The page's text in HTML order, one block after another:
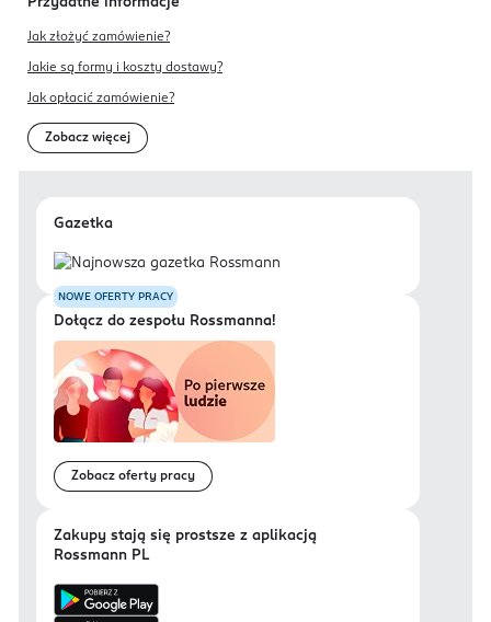
Przydatne informacje
Jak złożyć zamówienie?
Jakie są formy i koszty dostawy?
Jak opłacić zamówienie?
Zobacz więcej
Gazetka
NOWE OFERTY PRACY
Dołącz do zespołu Rossmanna!
Zobacz oferty pracy
Zakupy stają się prostsze z aplikacją
Rossmann PL